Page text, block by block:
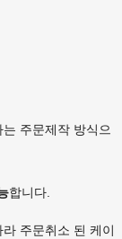
주문제작 방식으
합니다.
주문취소 된 케이